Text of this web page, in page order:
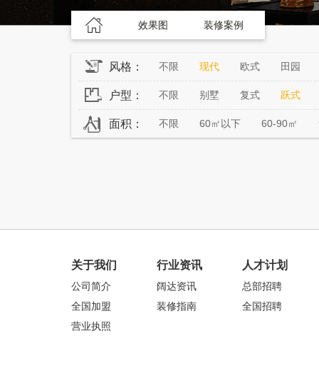
效果图 装修案例
风格： 不限 现代 欧式 田园
户型： 不限 别墅 复式 跃式
面积： 不限 60㎡以下 60-90㎡
关于我们
公司简介
全国加盟
营业执照
行业资讯
阔达资讯
装修指南
人才计划
总部招聘
全国招聘